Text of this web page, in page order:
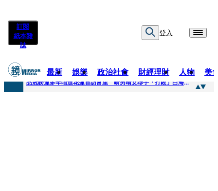
訂閱
紙本雜
誌
登入
最新 娛樂 政治社會 財經理財 人物 美
快訊
品冠睽違多年唱進花蓮首訪富里 晴男晴女聯手「打敗」白海豚颱風